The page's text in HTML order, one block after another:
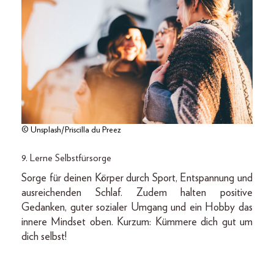
© Unsplash/Priscilla du Preez
9. Lerne Selbstfürsorge
Sorge für deinen Körper durch Sport, Entspannung und
ausreichenden Schlaf. Zudem halten positive
Gedanken, guter sozialer Umgang und ein Hobby das
innere Mindset oben. Kurzum: Kümmere dich gut um
dich selbst!